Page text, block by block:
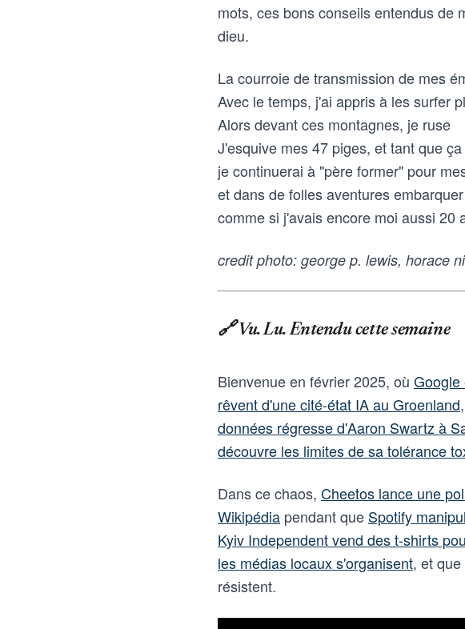
mots, ces bons conseils entendus de
dieu.
La courroie de transmission de mes
Avec le temps, j'ai appris à les surfer
Alors devant ces montagnes, je ruse
J'esquive mes 47 piges, et tant que
je continuerai à "père former" pour
et dans de folles aventures
comme si j'avais encore moi aussi 20
credit photo: george p. lewis, horace
🔗 Vu. Lu. Entendu cette semaine
Bienvenue en février 2025, où Google
rêvent d'une cité-état IA au Groenland,
données régresse d'Aaron Swartz à
découvre les limites de sa tolérance
Dans ce chaos, Cheetos lance une
Wikipédia pendant que Spotify
Kyiv Independent vend des t-shirts
les médias locaux s'organisent, et que
résistent.